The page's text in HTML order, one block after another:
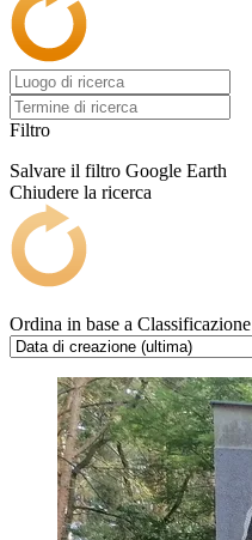
Filtro
Salvare il filtro Google Earth
Chiudere la ricerca
Ordina in base a Classificazione